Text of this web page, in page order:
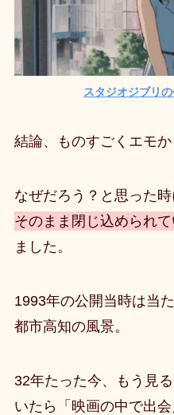
スタジオジブリ
結論、ものすごくエモか
なぜだろう？と思った時
そのまま閉じ込められて
ました。
1993年の公開当時は当
都市高知の風景。
32年たった今、もう見
いたら「映画の中で出